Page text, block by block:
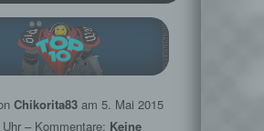
Chikorita83 am 5. Mai 2015
– Kommentare: Keine